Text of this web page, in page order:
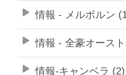
情報 - メルボルン
情報 - 全豪オース
情報-キャンベラ (2)